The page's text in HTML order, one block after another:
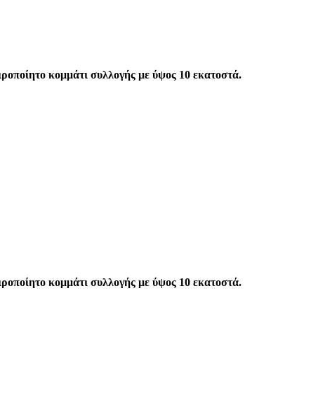
κομμάτι συλλογής με ύψος 10 εκατοστά.
κομμάτι συλλογής με ύψος 10 εκατοστά.